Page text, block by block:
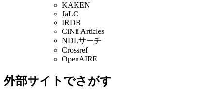
KAKEN
JaLC
IRDB
CiNii Articles
NDLサーチ
Crossref
OpenAIRE
外部サイトでさがす